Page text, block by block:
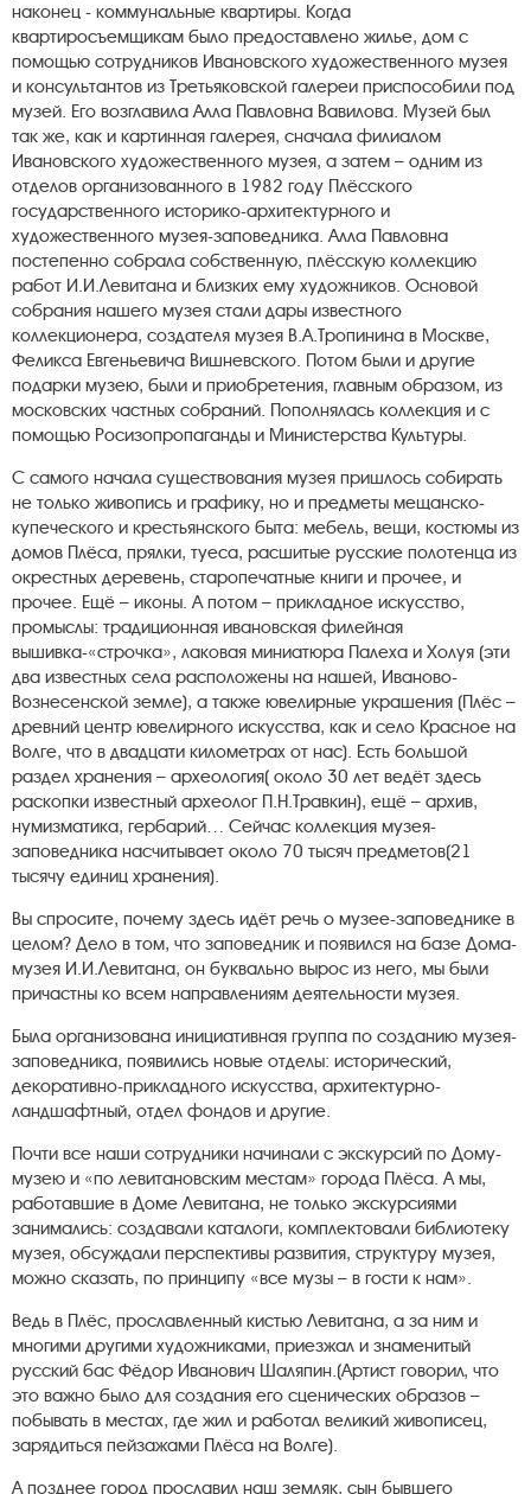
наконец - коммунальные квартиры. Когда
квартиросъемщикам было предоставлено жилье, дом с
помощью сотрудников Ивановского художественного музея
и консультантов из Третьяковской галереи приспособили под
музей. Его возглавила Алла Павловна Вавилова. Музей был
так же, как и картинная галерея, сначала филиалом
Ивановского художественного музея, а затем – одним из
отделов организованного в 1982 году Плёсского
государственного историко-архитектурного и
художественного музея-заповедника. Алла Павловна
постепенно собрала собственную, плёсскую коллекцию
работ И.И.Левитана и близких ему художников. Основой
собрания нашего музея стали дары известного
коллекционера, создателя музея В.А.Тропинина в Москве,
Феликса Евгеньевича Вишневского. Потом были и другие
подарки музею, были и приобретения, главным образом, из
московских частных собраний. Пополнялась коллекция и с
помощью Росизопропаганды и Министерства Культуры.
С самого начала существования музея пришлось собирать
не только живопись и графику, но и предметы мещанско-
купеческого и крестьянского быта: мебель, вещи, костюмы из
домов Плёса, прялки, туеса, расшитые русские полотенца из
окрестных деревень, старопечатные книги и прочее, и
прочее. Ещё – иконы. А потом – прикладное искусство,
промыслы: традиционная ивановская филейная
вышивка-«строчка», лаковая миниатюра Палеха и Холуя (эти
два известных села расположены на нашей, Иваново-
Вознесенской земле), а также ювелирные украшения (Плёс –
древний центр ювелирного искусства, как и село Красное на
Волге, что в двадцати километрах от нас). Есть большой
раздел хранения – археология( около 30 лет ведёт здесь
раскопки известный археолог П.Н.Травкин), ещё – архив,
нумизматика, гербарий… Сейчас коллекция музея-
заповедника насчитывает около 70 тысяч предметов(21
тысячу единиц хранения).
Вы спросите, почему здесь идёт речь о музее-заповеднике в
целом? Дело в том, что заповедник и появился на базе Дома-
музея И.И.Левитана, он буквально вырос из него, мы были
причастны ко всем направлениям деятельности музея.
Была организована инициативная группа по созданию музея-
заповедника, появились новые отделы: исторический,
декоративно-прикладного искусства, архитектурно-
ландшафтный, отдел фондов и другие.
Почти все наши сотрудники начинали с экскурсий по Дому-
музею и «по левитановским местам» города Плёса. А мы,
работавшие в Доме Левитана, не только экскурсиями
занимались: создавали каталоги, комплектовали библиотеку
музея, обсуждали перспективы развития, структуру музея,
можно сказать, по принципу «все музы – в гости к нам».
Ведь в Плёс, прославленный кистью Левитана, а за ним и
многими другими художниками, приезжал и знаменитый
русский бас Фёдор Иванович Шаляпин.(Артист говорил, что
это важно было для создания его сценических образов –
побывать в местах, где жил и работал великий живописец,
зарядиться пейзажами Плёса на Волге).
А позднее город прославил наш земляк, сын бывшего